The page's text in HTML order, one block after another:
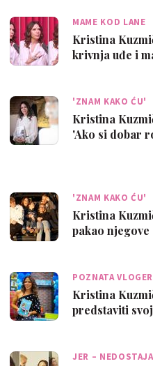
MAME KOD LANE
Kristina
krivnja uđe i
'ZNAM KAKO ĆU'
Kristina
'Ako si dobar
'ZNAM KAKO ĆU'
Kristina
pakao
POZNATA
Kristina
predstaviti
JER –